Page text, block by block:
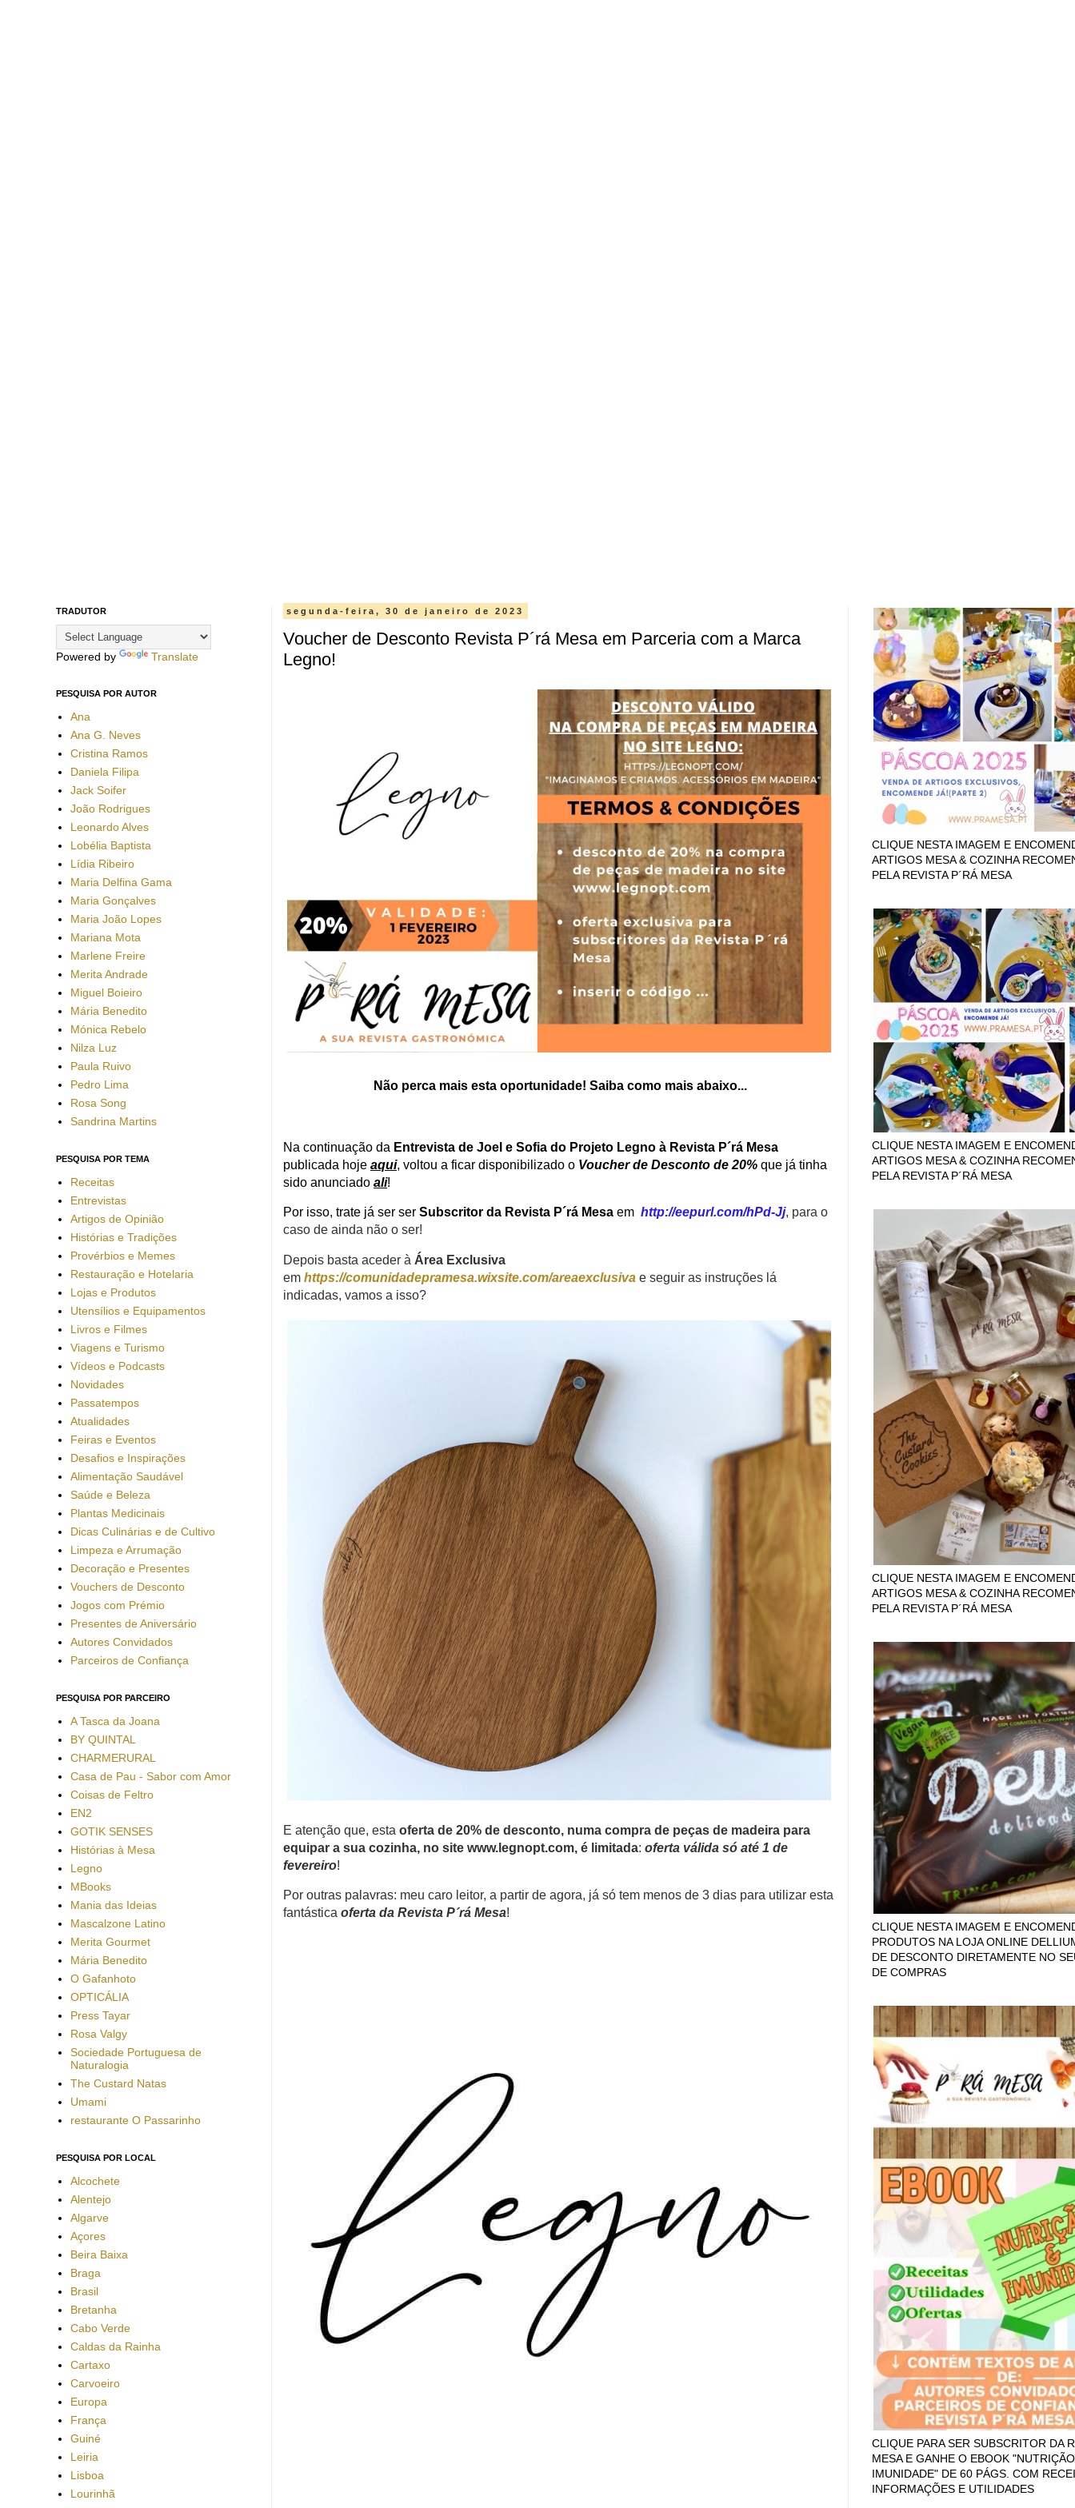
segunda-feira, 30 de janeiro de 2023
Voucher de Desconto Revista P´rá Mesa em Parceria com a Marca
Legno!
Não perca mais esta oportunidade! Saiba como mais abaixo...
Na continuação da Entrevista de Joel e Sofia do Projeto Legno à Revista P´rá Mesa
publicada hoje aqui, voltou a ficar disponibilizado o Voucher de Desconto de 20% que já tinha
sido anunciado ali!
Por isso, trate já ser ser Subscritor da Revista P´rá Mesa em http://eepurl.com/hPd-Jj, para o
caso de ainda não o ser!
Depois basta aceder à Área Exclusiva
em https://comunidadepramesa.wixsite.com/areaexclusiva e seguir as instruções lá
indicadas, vamos a isso?
E atenção que, esta oferta de 20% de desconto, numa compra de peças de madeira para
equipar a sua cozinha, no site www.legnopt.com, é limitada: oferta válida só até 1 de
fevereiro!
Por outras palavras: meu caro leitor, a partir de agora, já só tem menos de 3 dias para utilizar esta
fantástica oferta da Revista P´rá Mesa!
TRADUTOR
Powered by Translate
PESQUISA POR AUTOR
Ana
Ana G. Neves
Cristina Ramos
Daniela Filipa
Jack Soifer
João Rodrigues
Leonardo Alves
Lobélia Baptista
Lídia Ribeiro
Maria Delfina Gama
Maria Gonçalves
Maria João Lopes
Mariana Mota
Marlene Freire
Merita Andrade
Miguel Boieiro
Mária Benedito
Mónica Rebelo
Nilza Luz
Paula Ruivo
Pedro Lima
Rosa Song
Sandrina Martins
PESQUISA POR TEMA
Receitas
Entrevistas
Artigos de Opinião
Histórias e Tradições
Provérbios e Memes
Restauração e Hotelaria
Lojas e Produtos
Utensílios e Equipamentos
Livros e Filmes
Viagens e Turismo
Vídeos e Podcasts
Novidades
Passatempos
Atualidades
Feiras e Eventos
Desafios e Inspirações
Alimentação Saudável
Saúde e Beleza
Plantas Medicinais
Dicas Culinárias e de Cultivo
Limpeza e Arrumação
Decoração e Presentes
Vouchers de Desconto
Jogos com Prémio
Presentes de Aniversário
Autores Convidados
Parceiros de Confiança
PESQUISA POR PARCEIRO
A Tasca da Joana
BY QUINTAL
CHARMERURAL
Casa de Pau - Sabor com Amor
Coisas de Feltro
EN2
GOTIK SENSES
Histórias à Mesa
Legno
MBooks
Mania das Ideias
Mascalzone Latino
Merita Gourmet
Mária Benedito
O Gafanhoto
OPTICÁLIA
Press Tayar
Rosa Valgy
Sociedade Portuguesa de
Naturalogia
The Custard Natas
Umami
restaurante O Passarinho
PESQUISA POR LOCAL
Alcochete
Alentejo
Algarve
Açores
Beira Baixa
Braga
Brasil
Bretanha
Cabo Verde
Caldas da Rainha
Cartaxo
Carvoeiro
Europa
França
Guiné
Leiria
Lisboa
Lourinhã
CLIQUE NESTA IMAGEM E
ARTIGOS MESA & COZINHA
PELA REVISTA P´RÁ MESA
CLIQUE NESTA IMAGEM E
ARTIGOS MESA & COZINHA
PELA REVISTA P´RÁ MESA
CLIQUE NESTA IMAGEM E
ARTIGOS MESA & COZINHA
PELA REVISTA P´RÁ MESA
CLIQUE NESTA IMAGEM E
PRODUTOS NA LOJA ONLINE
DE DESCONTO DIRETAMENTE NO
DE COMPRAS
CLIQUE PARA SER SUBSCRITOR DA
MESA E GANHE O EBOOK
IMUNIDADE" DE 60 PÁGS. COM
INFORMAÇÕES E UTILIDADES